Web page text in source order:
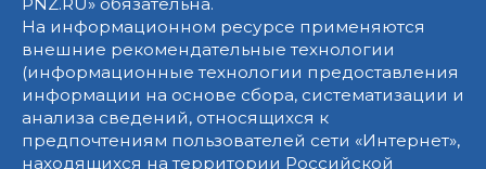
На информационном ресурсе применяются
внешние рекомендательные технологии
(информационные технологии предоставления
информации на основе сбора, систематизации и
анализа сведений, относящихся к
предпочтениям пользователей сети «Интернет»,
находящихся на территории Российской